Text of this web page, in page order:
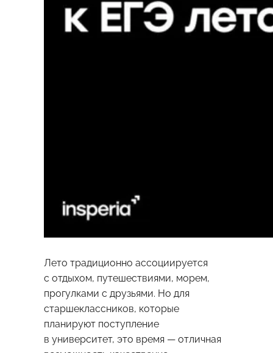
Лето традиционно ассоциируется
с отдыхом, путешествиями, морем,
прогулками с друзьями. Но для
старшеклассников, которые
планируют поступление
в университет, это время — отличная